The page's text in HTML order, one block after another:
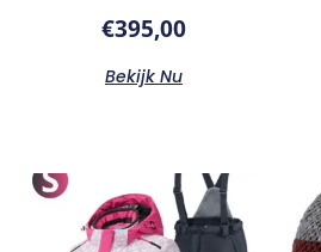
€395,00
Bekijk Nu